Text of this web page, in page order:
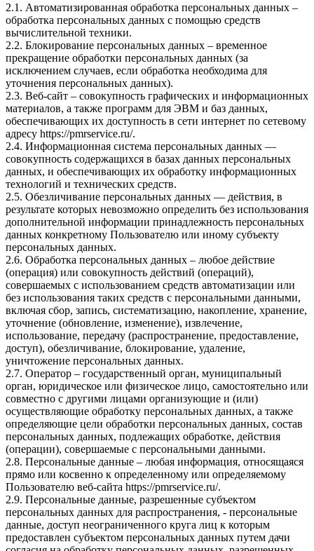
2.1. Автоматизированная обработка персональных данных –
обработка персональных данных с помощью средств
вычислительной техники.
2.2. Блокирование персональных данных – временное
прекращение обработки персональных данных (за
исключением случаев, если обработка необходима для
уточнения персональных данных).
2.3. Веб-сайт – совокупность графических и информационных
материалов, а также программ для ЭВМ и баз данных,
обеспечивающих их доступность в сети интернет по сетевому
адресу https://pmrservice.ru/.
2.4. Информационная система персональных данных —
совокупность содержащихся в базах данных персональных
данных, и обеспечивающих их обработку информационных
технологий и технических средств.
2.5. Обезличивание персональных данных — действия, в
результате которых невозможно определить без использования
дополнительной информации принадлежность персональных
данных конкретному Пользователю или иному субъекту
персональных данных.
2.6. Обработка персональных данных – любое действие
(операция) или совокупность действий (операций),
совершаемых с использованием средств автоматизации или
без использования таких средств с персональными данными,
включая сбор, запись, систематизацию, накопление, хранение,
уточнение (обновление, изменение), извлечение,
использование, передачу (распространение, предоставление,
доступ), обезличивание, блокирование, удаление,
уничтожение персональных данных.
2.7. Оператор – государственный орган, муниципальный
орган, юридическое или физическое лицо, самостоятельно или
совместно с другими лицами организующие и (или)
осуществляющие обработку персональных данных, а также
определяющие цели обработки персональных данных, состав
персональных данных, подлежащих обработке, действия
(операции), совершаемые с персональными данными.
2.8. Персональные данные – любая информация, относящаяся
прямо или косвенно к определенному или определяемому
Пользователю веб-сайта https://pmrservice.ru/.
2.9. Персональные данные, разрешенные субъектом
персональных данных для распространения, - персональные
данные, доступ неограниченного круга лиц к которым
предоставлен субъектом персональных данных путем дачи